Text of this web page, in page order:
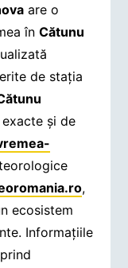
are o
înCătunu
de stația
și de
,
ecosistem
Informațiile